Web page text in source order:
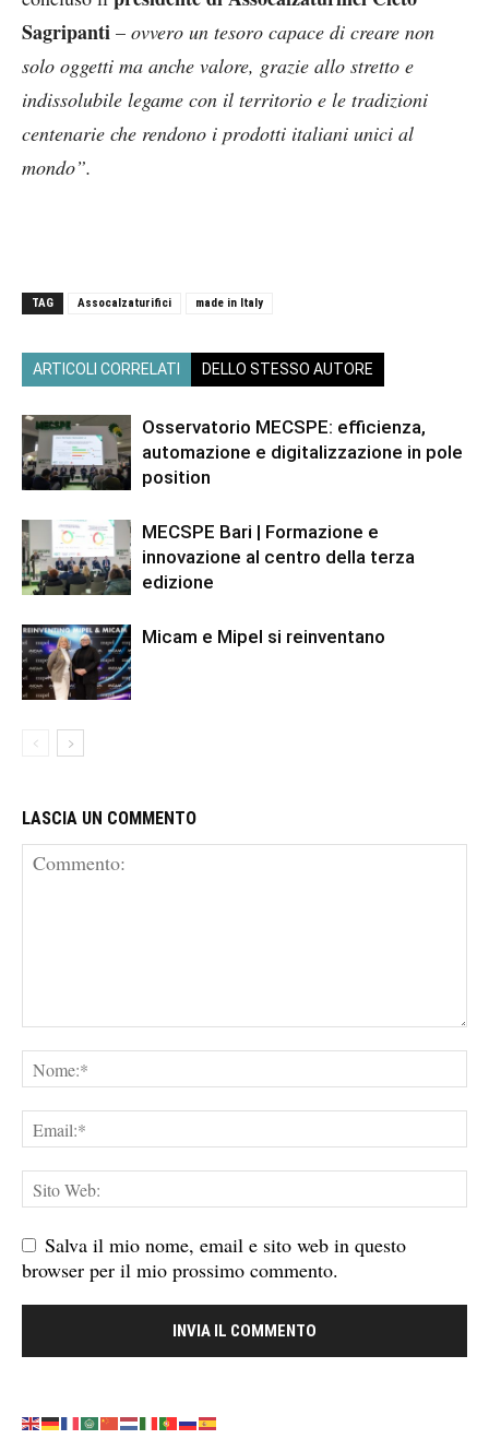
Sagripanti – ovvero un tesoro capace di creare non
solo oggetti ma anche valore, grazie allo stretto e
indissolubile legame con il territorio e le tradizioni
centenarie che rendono i prodotti italiani unici al
mondo”.
TAG Assocalzaturifici made in Italy
ARTICOLI CORRELATI DELLO STESSO AUTORE
Osservatorio MECSPE: efficienza,
automazione e digitalizzazione in pole
position
MECSPE Bari | Formazione e
innovazione al centro della terza
edizione
Micam e Mipel si reinventano
LASCIA UN COMMENTO
Salva il mio nome, email e sito web in questo
browser per il mio prossimo commento.